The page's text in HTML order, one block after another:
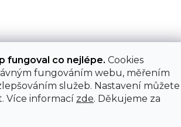
fungoval co nejlépe. Cookies
fungováním webu, měřením
služeb. Nastavení můžete
Více informací zde. Děkujeme za